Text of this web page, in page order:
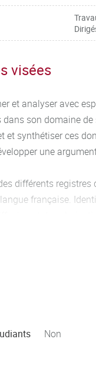
visées
et analyser avec
dans son domaine
et synthétiser ces
une
différents registres
française.
Non